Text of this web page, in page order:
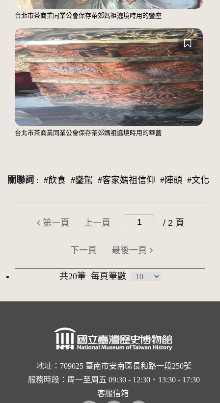
台北市茶商業同業公會保存茶郊媽祖遶境時用的鑾座
台北市茶商業同業公會保存茶郊媽祖遶境時用的華蓋
關聯詞 : #飲食 #鑾駕 #客家媽祖信仰 #陣頭 #文化
第一頁 上一頁 / 2 頁
下一頁 最後一頁
共20筆 每頁筆數
地址：709025 臺南市安南區長和路一段250號
服務時段：周一至周五 09:30 - 12:30、13:30 - 17:30
客服信箱